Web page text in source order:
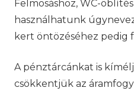
Felmosáshoz, WC-
használhatunk
kert öntözéséhez pedig
A pénztárcánkat is
csökkentjük az